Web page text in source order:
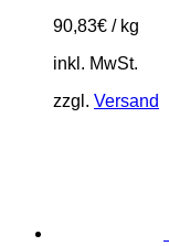
90,83€ / kg
inkl. MwSt.
zzgl. Versand